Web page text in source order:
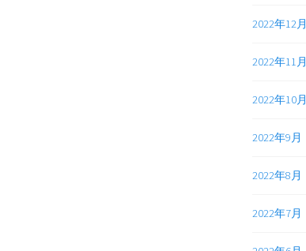
2022年12月
2022年11月
2022年10月
2022年9月
2022年8月
2022年7月